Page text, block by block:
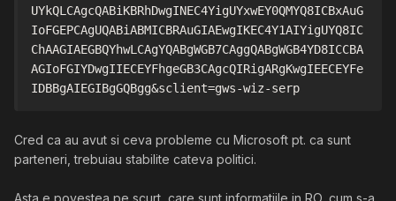
UYkQLCAgcQABiKBRhDwgINEC4YigUYxwEY0QMYQ8ICBxAuG
IoFGEPCAgUQABiABMICBRAuGIAEwgIKEC4Y1AIYigUYQ8IC
ChAAGIAEGBQYhwLCAgYQABgWGB7CAggQABgWGB4YD8ICCBA
AGIoFGIYDwgIIECEYFhgeGB3CAgcQIRigARgKwgIEECEYFe
IDBBgAIEGIBgGQBgg&sclient=gws-wiz-serp
Cred ca au avut si ceva probleme cu Microsoft pt. ca sunt
parteneri, trebuiau stabilite cateva politici.